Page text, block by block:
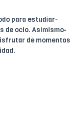
para estudiar-
de ocio. Asimismo-
de momentos